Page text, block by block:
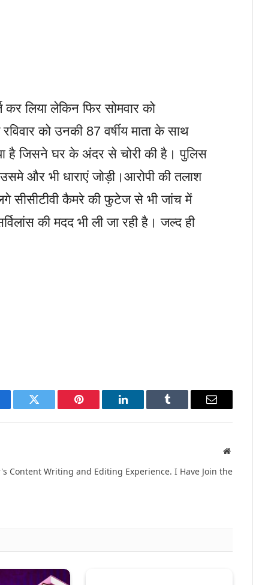
कर लिया लेकिन फिर सोमवार को
को उनकी 87 वर्षीय माता के साथ
है जिसने घर के अंदर से चोरी की है। पुलिस
और भी धाराएं जोड़ी।आरोपी की तलाश
सीसीटीवी कैमरे की फुटेज से भी जांच में
की मदद भी ली जा रही है। जल्द ही
Twitter Pinterest LinkedIn Tumblr Email
Website
Content Writing and Editing Experience. I Have Join the